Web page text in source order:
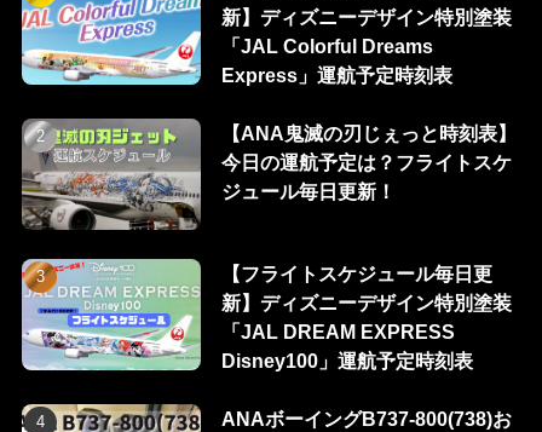
新】ディズニーデザイン特別塗装
「JAL Colorful Dreams
Express」運航予定時刻表
【ANA鬼滅の刃じぇっと時刻表】
今日の運航予定は？フライトスケ
ジュール毎日更新！
【フライトスケジュール毎日更
新】ディズニーデザイン特別塗装
「JAL DREAM EXPRESS
Disney100」運航予定時刻表
ANAボーイングB737-800(738)お